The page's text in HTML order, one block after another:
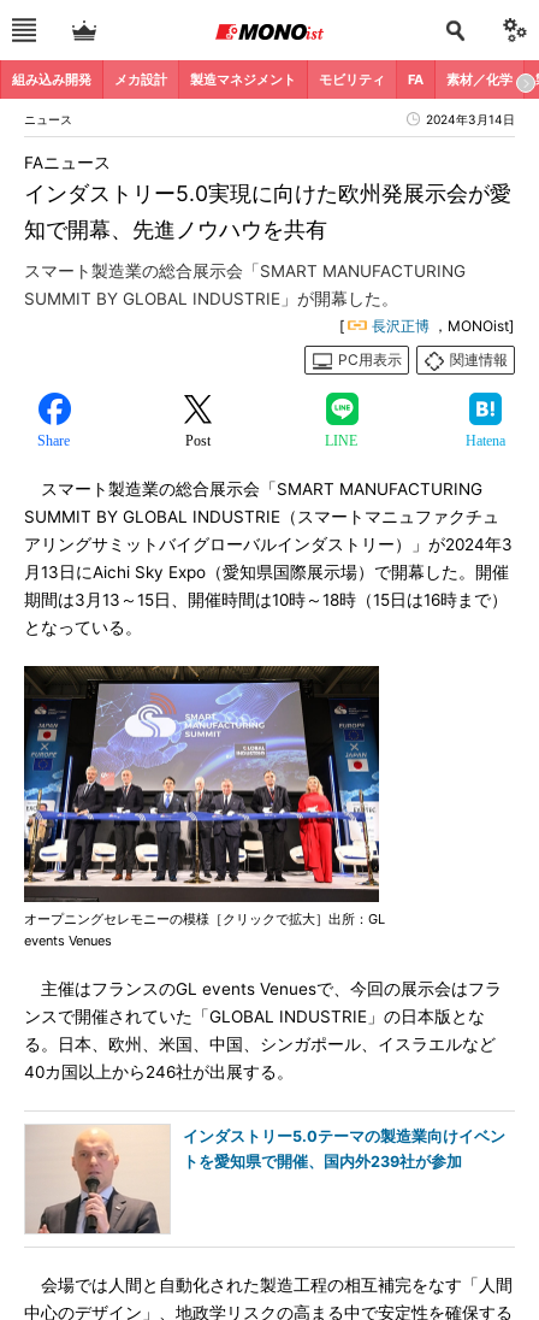
組み込み開発 メカ設計 製造マネジメント モビリティ FA 素材／化学
ニュース 2024年3月14日
インダストリー5.0実現に向けた欧州発展示会が愛
知で開幕、先進ノウハウを共有
FAニュース
スマート製造業の総合展示会「SMART MANUFACTURING
SUMMIT BY GLOBAL INDUSTRIE」が開幕した。
[ 長沢正博 ，MONOist]
PC用表示
関連情報
Share Post LINE Hatena
スマート製造業の総合展示会「SMART MANUFACTURING
SUMMIT BY GLOBAL INDUSTRIE（スマートマニュファクチュ
アリングサミットバイグローバルインダストリー）」が2024年3
月13日にAichi Sky Expo（愛知県国際展示場）で開幕した。開催
期間は3月13～15日、開催時間は10時～18時（15日は16時まで）
となっている。
オープニングセレモニーの模様［クリックで拡大］出所：GL
events Venues
主催はフランスのGL events Venuesで、今回の展示会はフラ
ンスで開催されていた「GLOBAL INDUSTRIE」の日本版とな
る。日本、欧州、米国、中国、シンガポール、イスラエルなど
40カ国以上から246社が出展する。
インダストリー5.0テーマの製造業向けイベン
トを愛知県で開催、国内外239社が参加
会場では人間と自動化された製造工程の相互補完をなす「人間
中心のデザイン」、地政学リスクの高まる中で安定性を確保する